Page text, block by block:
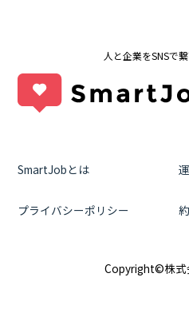
人と企業をSNSで
SmartJobとは
プライバシーポリシー
Copyright©株式